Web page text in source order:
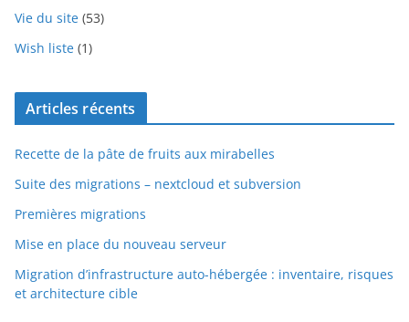
Vie du site (53)
Wish liste (1)
Articles récents
Recette de la pâte de fruits aux mirabelles
Suite des migrations – nextcloud et subversion
Premières migrations
Mise en place du nouveau serveur
Migration d’infrastructure auto-hébergée : inventaire, risques
et architecture cible